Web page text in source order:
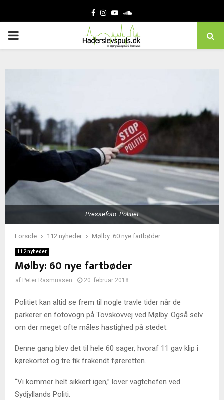
Facebook
Instagram
YoutubeSoundcloud
PRIMARY
Pressefoto: Politiet
Forside 112 nyheder Mølby: 60 nye fartbøder
112 nyheder
Mølby: 60 nye fartbøder
af Peter Rasmussen 20. februar 2018
Politiet kan altid se frem til nogle travle tider når de
parkerer en fotovogn på Tovskovvej ved Mølby. Også selv
om der meget ofte måles hastighed på stedet.
Denne gang blev det til hele 60 sager, hvoraf 11 gav klip i
kørekortet og tre fik frakendt føreretten.
“Vi kommer helt sikkert igen,” lover vagtchefen ved
Sydjyllands Politi.